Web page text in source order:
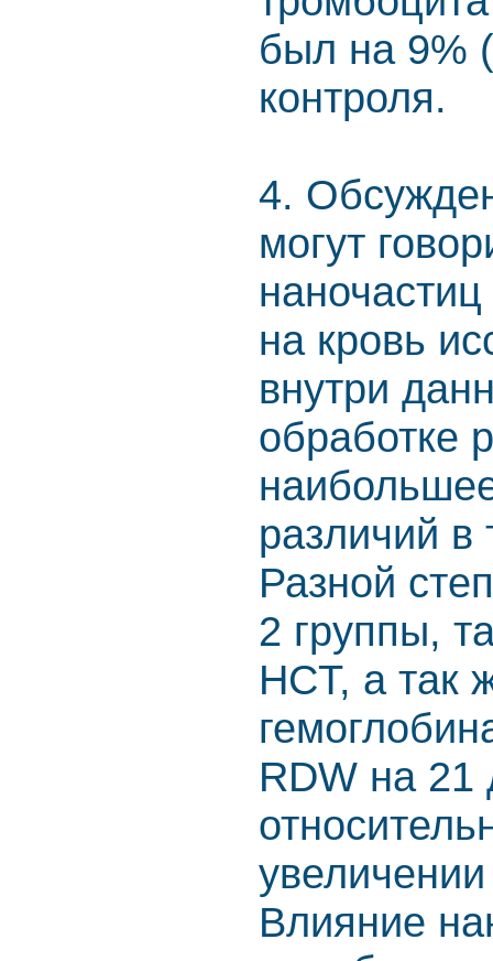
был на 9%
контроля.
4.
могут
на кровь
внутри
обработке
различий в
Разной
2 группы,
HCT, а так
RDW на 21
Влияние